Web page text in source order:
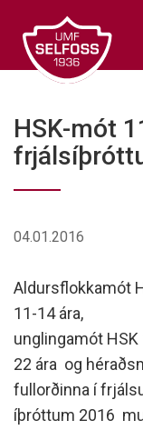
efni
HSK-mót
04.01.2016
Aldursflokkamót
11-14 ára,
unglingamót HSK
22 ára og
fullorðinna í
íþróttum 2016